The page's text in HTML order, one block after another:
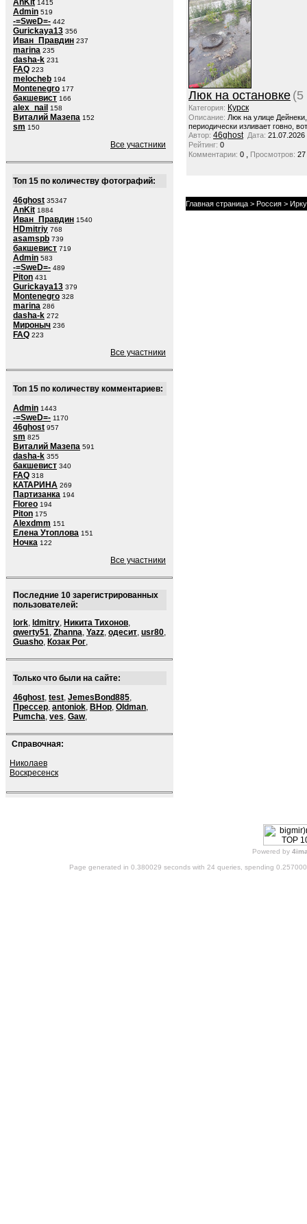
AnKit 1415
Admin 519
-=SweD=- 442
Gurickaya13 356
Иван_Правдин 237
marina 235
dasha-k 231
FAQ 223
melocheb 194
Montenegro 177
бакшевист 166
alex_nail 158
Виталий Мазепа 152
sm 150
Все участники
Топ 15 по количеству фотографий:
46ghost 35347
AnKit 1884
Иван_Правдин 1540
HDmitriy 768
asamspb 739
бакшевист 719
Admin 583
-=SweD=- 489
Piton 431
Gurickaya13 379
Montenegro 328
marina 286
dasha-k 272
Мироныч 236
FAQ 223
Все участники
Топ 15 по количеству комментариев:
Admin 1443
-=SweD=- 1170
46ghost 957
sm 825
Виталий Мазепа 591
dasha-k 355
бакшевист 340
FAQ 318
КАТАРИНА 269
Партизанка 194
Floreo 194
Piton 175
Alexdmm 151
Елена Утоплова 151
Ночка 122
Все участники
Последние 10 зарегистрированных
пользователей:
lork, ldmitry, Никита Тихонов,
qwerty51, Zhanna, Yazz, одесит, usr80,
Guasho, Козак Рог,
Только что были на сайте:
46ghost, test, JemesBond885,
Прессер, antoniok, BHop, Oldman,
Pumcha, ves, Gaw,
Справочная:
Николаев
Воскресенск
Люк на остановке (5
Категория: Курск
Описание: Люк на улице
периодически изливает говно,
Автор: 46ghost Дата: 21.07.2026
Рейтинг: 0
Комментарии: 0 , Просмотров: 27
Главная страница > Россия >
Powered by
Page generated in 0.380029 seconds with 24 queries, spending